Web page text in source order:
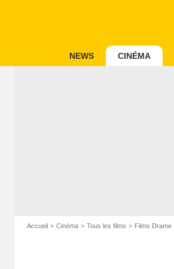
NEWS CINÉMA
Accueil Cinéma Tous les films Films Drame